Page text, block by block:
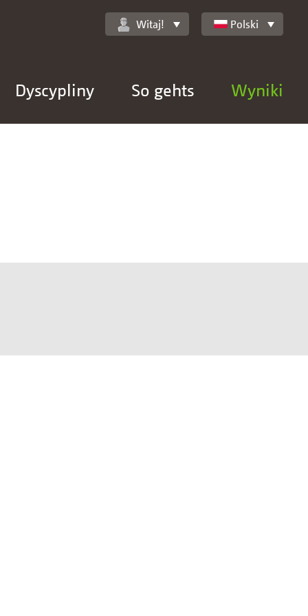
Dyscypliny So gehts Wyniki
Witaj! Polski